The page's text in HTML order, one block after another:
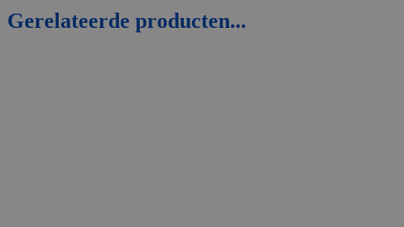
Gerelateerde producten...